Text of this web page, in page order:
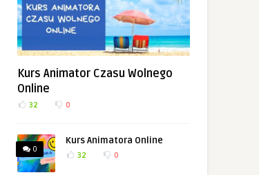
Kurs Animator Czasu Wolnego
Online
32 0
0
Kurs Animatora Online
32 0